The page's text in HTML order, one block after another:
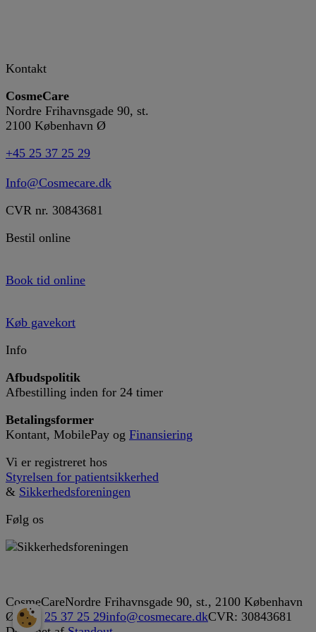
Kontakt
CosmeCare
Nordre Frihavnsgade 90, st.
2100 København Ø
+45 25 37 25 29
Info@Cosmecare.dk
CVR nr. 30843681
Bestil online
Book tid online
Køb gavekort
Info
Afbudspolitik
Afbestilling inden for 24 timer
Betalingsformer
Kontant, MobilePay og Finansiering
Vi er registreret hos
Styrelsen for patientsikkerhed
& Sikkerhedsforeningen
Følg os
CosmeCareNordre Frihavnsgade 90, st., 2100 København
Ø Tlf.: 25 37 25 29info@cosmecare.dkCVR: 30843681